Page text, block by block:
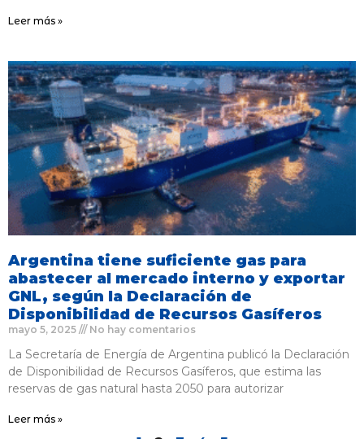
Leer más »
Argentina tiene suficiente gas para
abastecer al mercado interno y exportar
GNL, según la Declaración de
Disponibilidad de Recursos Gasíferos
mayo 5, 2025 No hay comentarios
La Secretaría de Energía de Argentina publicó la Declaración
de Disponibilidad de Recursos Gasíferos, que estima las
reservas de gas natural hasta 2050 para autorizar
Leer más »